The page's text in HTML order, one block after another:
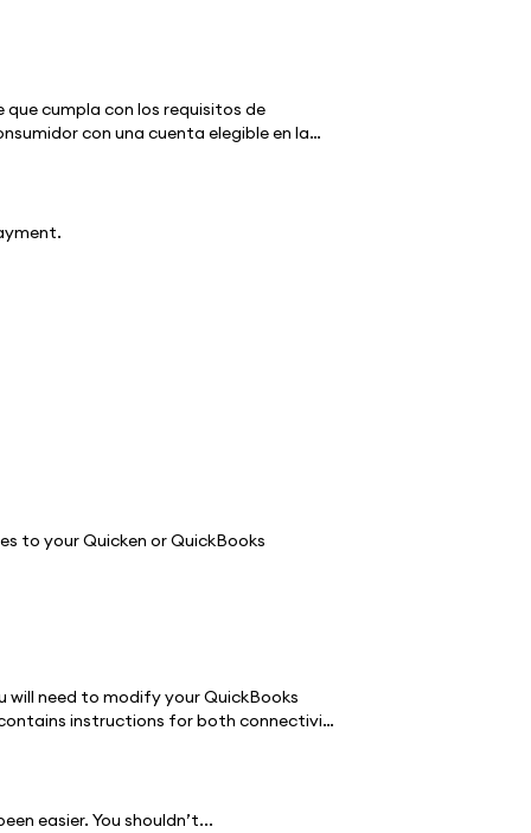
to your Quicken or QuickBooks
you will need to modify your QuickBooks
within QuickBooksOnlineQuickBooks
easier. You shouldn’t...